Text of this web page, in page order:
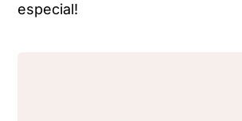
especial!